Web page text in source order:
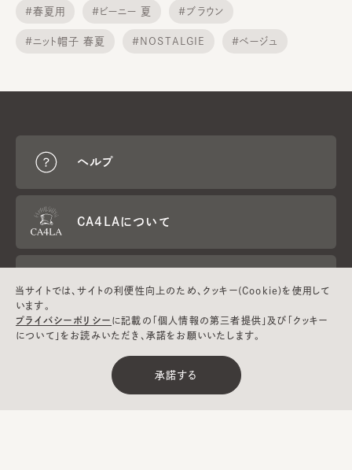
#春夏用 #ビーニー 夏 #ブラウン
#ニット帽子 春夏 #NOSTALGIE #ベージュ
ヘルプ
CA4LAについて
登録
当サイトでは、サイトの利便性向上のため、クッキー(Cookie)を使用して
います。
プライバシーポリシー に記載の「個人情報の第三者提供」及び「クッキー
について」をお読みいただき、承諾をお願いいたします。
承諾する